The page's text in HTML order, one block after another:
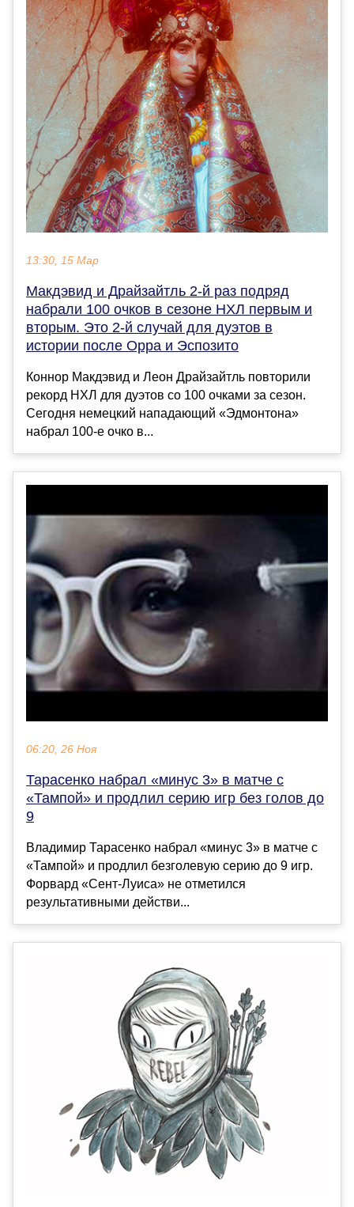
13:30, 15 Мар
Макдэвид и Драйзайтль 2-й раз подряд
набрали 100 очков в сезоне НХЛ первым и
вторым. Это 2-й случай для дуэтов в
истории после Орра и Эспозито
Коннор Макдэвид и Леон Драйзайтль повторили
рекорд НХЛ для дуэтов со 100 очками за сезон.
Сегодня немецкий нападающий «Эдмонтона»
набрал 100-е очко в...
06:20, 26 Ноя
Тарасенко набрал «минус 3» в матче с
«Тампой» и продлил серию игр без голов до
9
Владимир Тарасенко набрал «минус 3» в матче с
«Тампой» и продлил безголевую серию до 9 игр.
Форвард «Сент-Луиса» не отметился
результативными действи...